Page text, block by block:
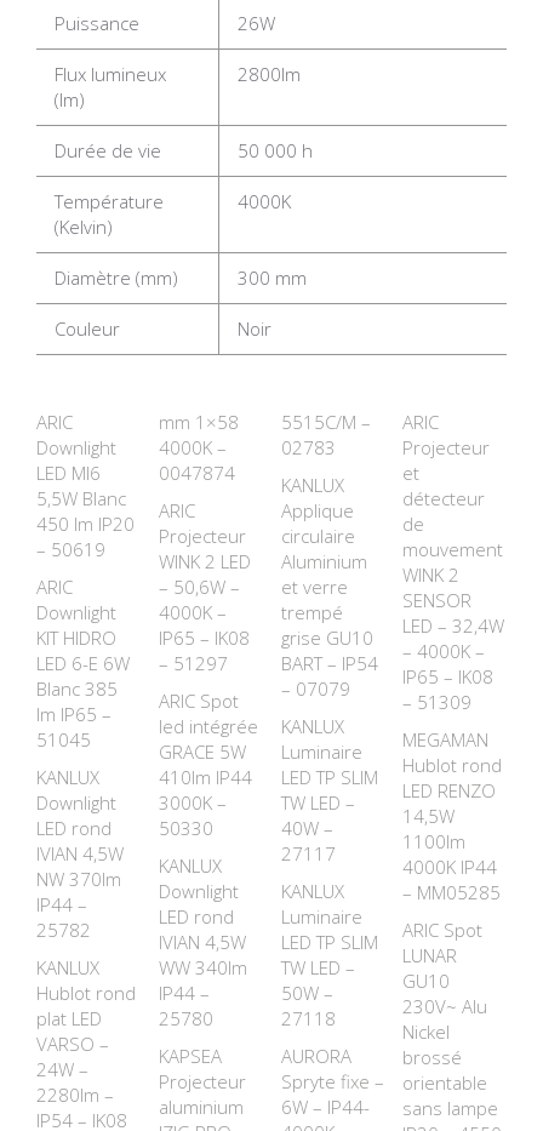
Puissance 26W
Flux lumineux
(lm)
2800lm
Durée de vie 50 000 h
Température
(Kelvin)
4000K
Diamètre (mm) 300 mm
Couleur Noir
ARIC
Downlight
LED MI6
5,5W Blanc
450 lm IP20
– 50619
ARIC
Downlight
KIT HIDRO
LED 6-E 6W
Blanc 385
lm IP65 –
51045
KANLUX
Downlight
LED rond
IVIAN 4,5W
NW 370lm
IP44 –
25782
KANLUX
Hublot rond
plat LED
VARSO –
24W –
2280lm –
IP54 – IK08
mm 1×58
4000K –
0047874
ARIC
Projecteur
WINK 2 LED
– 50,6W –
4000K –
IP65 – IK08
– 51297
ARIC Spot
led intégrée
GRACE 5W
410lm IP44
3000K –
50330
KANLUX
Downlight
LED rond
IVIAN 4,5W
WW 340lm
IP44 –
25780
KAPSEA
Projecteur
aluminium
5515C/M –
02783
KANLUX
Applique
circulaire
Aluminium
et verre
trempé
grise GU10
BART – IP54
– 07079
KANLUX
Luminaire
LED TP SLIM
TW LED –
40W –
27117
KANLUX
Luminaire
LED TP SLIM
TW LED –
50W –
27118
AURORA
Spryte fixe –
6W – IP44-
ARIC
Projecteur
et
détecteur
de
mouvement
WINK 2
SENSOR
LED – 32,4W
– 4000K –
IP65 – IK08
– 51309
MEGAMAN
Hublot rond
LED RENZO
14,5W
1100lm
4000K IP44
– MM05285
ARIC Spot
LUNAR
GU10
230V~ Alu
Nickel
brossé
orientable
sans lampe